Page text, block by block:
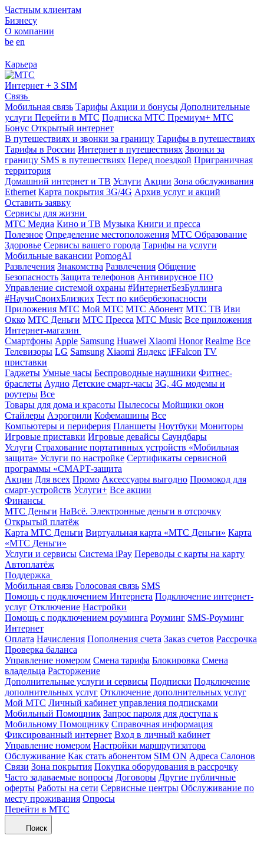
Частным клиентам
Бизнесу
О компании
be en
Карьера
Интернет + 3 SIM
Связь
Мобильная связь Тарифы Акции и бонусы Дополнительные
услуги Перейти в МТС Подписка МТС Премиум+ МТС
Бонус Открытый интернет
В путешествиях и звонки за границу Тарифы в путешествиях
Тарифы в России Интернет в путешествиях Звонки за
границу SMS в путешествиях Перед поездкой Приграничная
территория
Домашний интернет и ТВ Услуги Акции Зона обслуживания
Ethernet Карта покрытия 3G/4G Архив услуг и акций
Оставить заявку
Сервисы для жизни
МТС Медиа Кино и ТВ Музыка Книги и пресса
Полезное Определение местоположения МТС Образование
Здоровье Сервисы вашего города Тарифы на услуги
Мобильные вакансии PomogAI
Развлечения Знакомства Развлечения Общение
Безопасность Защита телефонов Антивирусное ПО
Управление системой охраны #ИнтернетБезБуллинга
#НаучиСвоихБлизких Тест по кибербезопасности
Приложения МТС Мой МТС МТС Абонент МТС ТВ Иви
Окко МТС Деньги МТС Пресса МТС Music Все приложения
Интернет-магазин
Смартфоны Apple Samsung Huawei Xiaomi Honor Realme Все
Телевизоры LG Samsung Xiaomi Яндекс iFFalcon TV
приставки
Гаджеты Умные часы Беспроводные наушники Фитнес-
браслеты Аудио Детские смарт-часы 3G, 4G модемы и
роутеры Все
Товары для дома и красоты Пылесосы Мойщики окон
Стайлеры Аэрогрили Кофемашины Все
Компьютеры и периферия Планшеты Ноутбуки Мониторы
Игровые приставки Игровые девайсы Саундбары
Услуги Страхование портативных устройств «Мобильная
защита» Услуги по настройке Сертификаты сервисной
программы «СМАРТ-защита
Акции Для всех Промо Аксессуары выгодно Промокод для
смарт-устройств Услуги+ Все акции
Финансы
МТС Деньги НаВсё. Электронные деньги в отсрочку
Открытый платёж
Карта МТС Деньги Виртуальная карта «МТС Деньги» Карта
«МТС Деньги»
Услуги и сервисы Система iPay Переводы с карты на карту
Автоплатёж
Поддержка
Мобильная связь Голосовая связь SMS
Помощь с подключением Интернета Подключение интернет-
услуг Отключение Настройки
Помощь с подключением роуминга Роуминг SMS-Роуминг
Интернет
Оплата Начисления Пополнения счета Заказ счетов Рассрочка
Проверка баланса
Управление номером Смена тарифа Блокировка Смена
владельца Расторжение
Дополнительные услуги и сервисы Подписки Подключение
дополнительных услуг Отключение дополнительных услуг
Мой МТС Личный кабинет управления подписками
Мобильный Помощник Запрос пароля для доступа к
Мобильному Помощнику Справочная информация
Фиксированный интернет Вход в личный кабинет
Управление номером Настройки маршрутизатора
Обслуживание Как стать абонентом SIM ON Адреса Салонов
Связи Зона покрытия Покупка оборудования в рассрочку
Часто задаваемые вопросы Договоры Другие публичные
оферты Работы на сети Сервисные центры Обслуживание по
месту проживания Опросы
Перейти в МТС
Поиск